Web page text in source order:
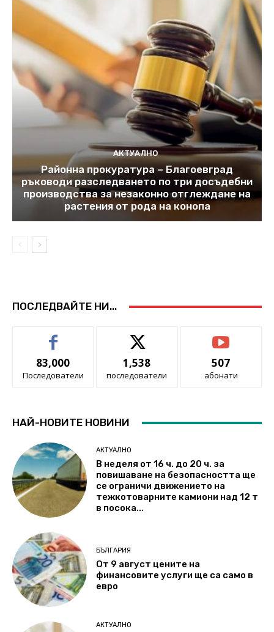
АКТУАЛНО
Районна прокуратура – Благоевград
ръководи разследването по три досъдебни
производства за незаконно отглеждане на
растения от рода на конопа
ПОСЛЕДВАЙТЕ НИ...
83,000
Последователи
1,538
последователи
507
абонати
НАЙ-НОВИТЕ НОВИНИ
АКТУАЛНО
В неделя от 16 ч. до 20 ч. за
повишаване на безопасността ще
се ограничи движението на
тежкотоварните камиони над 12 т
в посока...
БЪЛГАРИЯ
От 9 август цените на
финансовите услуги ще са само в
евро
АКТУАЛНО